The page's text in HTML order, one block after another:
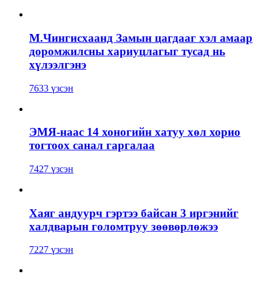
М.Чингисхаанд Замын цагдааг хэл амаар
доромжилсны хариуцлагыг тусад нь
хүлээлгэнэ
7633 үзсэн
ЭМЯ-наас 14 хоногийн хатуу хөл хорио
тогтоох санал гаргалаа
7427 үзсэн
Хаяг андуурч гэртээ байсан 3 иргэнийг
халдварын голомтруу зөөвөрлөжээ
7227 үзсэн